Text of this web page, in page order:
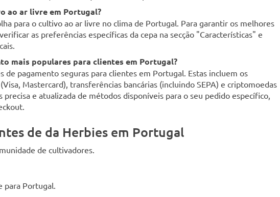
ao ar livre em Portugal?
para o cultivo ao ar livre no clima de Portugal. Para garantir os melhores
as preferências específicas da cepa na secção "Características" e
mais populares para clientes em Portugal?
de pagamento seguras para clientes em Portugal. Estas incluem os
Mastercard), transferências bancárias (incluindo SEPA) e criptomoedas
precisa e atualizada de métodos disponíveis para o seu pedido específico,
de da Herbies em Portugal
de cultivadores.
Portugal.